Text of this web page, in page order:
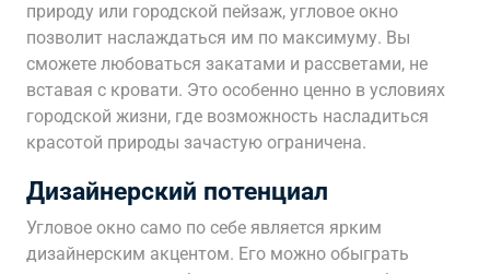
природу или городской пейзаж, угловое окно
позволит наслаждаться им по максимуму. Вы
сможете любоваться закатами и рассветами, не
вставая с кровати. Это особенно ценно в условиях
городской жизни, где возможность насладиться
красотой природы зачастую ограничена.
Дизайнерский потенциал
Угловое окно само по себе является ярким
дизайнерским акцентом. Его можно обыграть